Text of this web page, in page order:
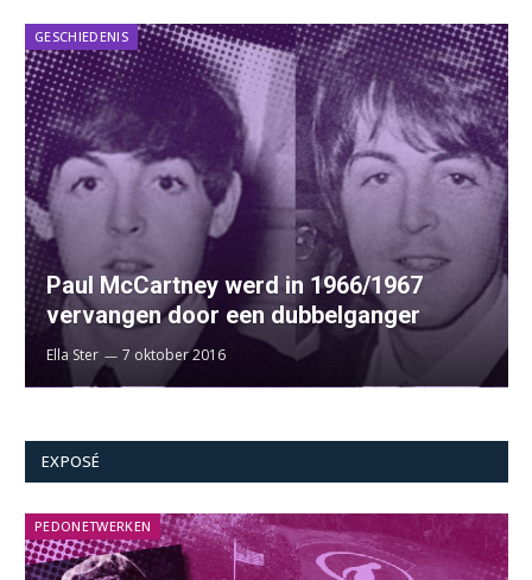
GESCHIEDENIS
Paul McCartney werd in 1966/1967
vervangen door een dubbelganger
Ella Ster 7 oktober 2016
EXPOSÉ
PEDONETWERKEN